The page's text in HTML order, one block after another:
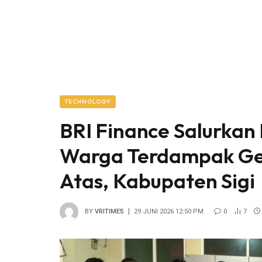
TECHNOLOGY
BRI Finance
Warga Terdampak
Atas, Kabupaten Sigi
BY VRITIMES 29 JUNI 2026 12:50 PM 0 7